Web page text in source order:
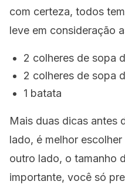
com certeza, todos
leve em consideração
2 colheres de sopa
2 colheres de sopa
1 batata
Mais duas dicas antes
lado, é melhor
outro lado, o tamanho
importante, você só